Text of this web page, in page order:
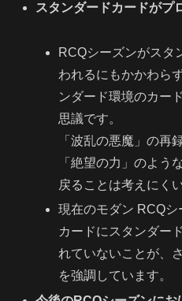
スタンダードカードがプ
RCQシーズンがスタ
われるにもかかわら
ンダード環境のカー
思議です。
「波乱の悪魔」の再
「絶望の力」のよう
戻ることは考えにく
現在のモダン RCQ
カードにスタンダー
れていないことが、
を強調しています。